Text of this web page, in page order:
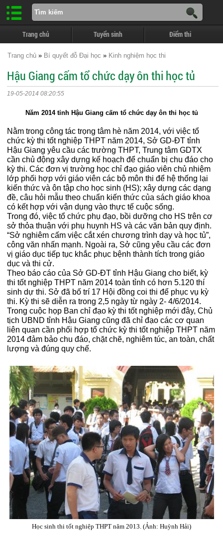
Trang chủ Tuyển sinh Điểm thi
Trang chủ » Bí quyết đỗ Đại học » Kinh nghiệm học thi
Hậu Giang cấm tổ chức dạy ôn thi học tủ
19-05-2014 08:20:55
Năm 2014 tỉnh Hậu Giang cấm tổ chức dạy ôn thi học tủ
Nằm trong công tác trọng tâm hè năm 2014, với việc tổ
chức kỳ thi tốt nghiệp THPT năm 2014, Sở GD-ĐT tỉnh
Hậu Giang yêu cầu các trường THPT, Trung tâm GDTX
cần chủ động xây dựng kế hoạch để chuẩn bị chu đáo cho
kỳ thi. Các đơn vị trường học chỉ đạo giáo viên chủ nhiệm
lớp phối hợp với giáo viên các bộ môn thi để hệ thống lại
kiến thức và ôn tập cho học sinh (HS); xây dựng các dạng
đề, câu hỏi mẫu theo chuẩn kiến thức của sách giáo khoa
có kết hợp với vận dụng vào thực tế cuộc sống.
Trong đó, việc tổ chức phụ đạo, bồi dưỡng cho HS trên cơ
sở thỏa thuận với phụ huynh HS và các văn bản quy định.
“Sở nghiêm cấm việc cắt xén chương trình dạy và học tủ”,
công văn nhấn mạnh. Ngoài ra, Sở cũng yêu cầu các đơn
vị giáo dục tiếp tục khắc phục bệnh thành tích trong giáo
dục và thi cử.
Theo báo cáo của Sở GD-ĐT tỉnh Hậu Giang cho biết, kỳ
thi tốt nghiệp THPT năm 2014 toàn tỉnh có hơn 5.120 thí
sinh dự thi. Sở đã bố trí 17 Hội đồng coi thi để phục vụ kỳ
thi. Kỳ thi sẽ diễn ra trong 2,5 ngày từ ngày 2- 4/6/2014.
Trong cuộc họp Ban chỉ đạo kỳ thi tốt nghiệp mới đây, Chủ
tịch UBND tỉnh Hậu Giang cũng đã chỉ đạo các cơ quan
liên quan cần phối hợp tổ chức kỳ thi tốt nghiệp THPT năm
2014 đảm bảo chu đáo, chặt chẽ, nghiêm túc, an toàn, chất
lượng và đúng quy chế.
Học sinh thi tốt nghiệp THPT năm 2013. (Ảnh: Huỳnh Hải)